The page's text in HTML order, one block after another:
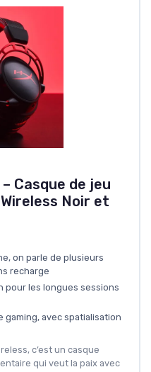
Casque de jeu
Noir et
on parle de plusieurs
recharge
pour les longues sessions
gaming, avec spatialisation
c’est un casque
qui veut la paix avec